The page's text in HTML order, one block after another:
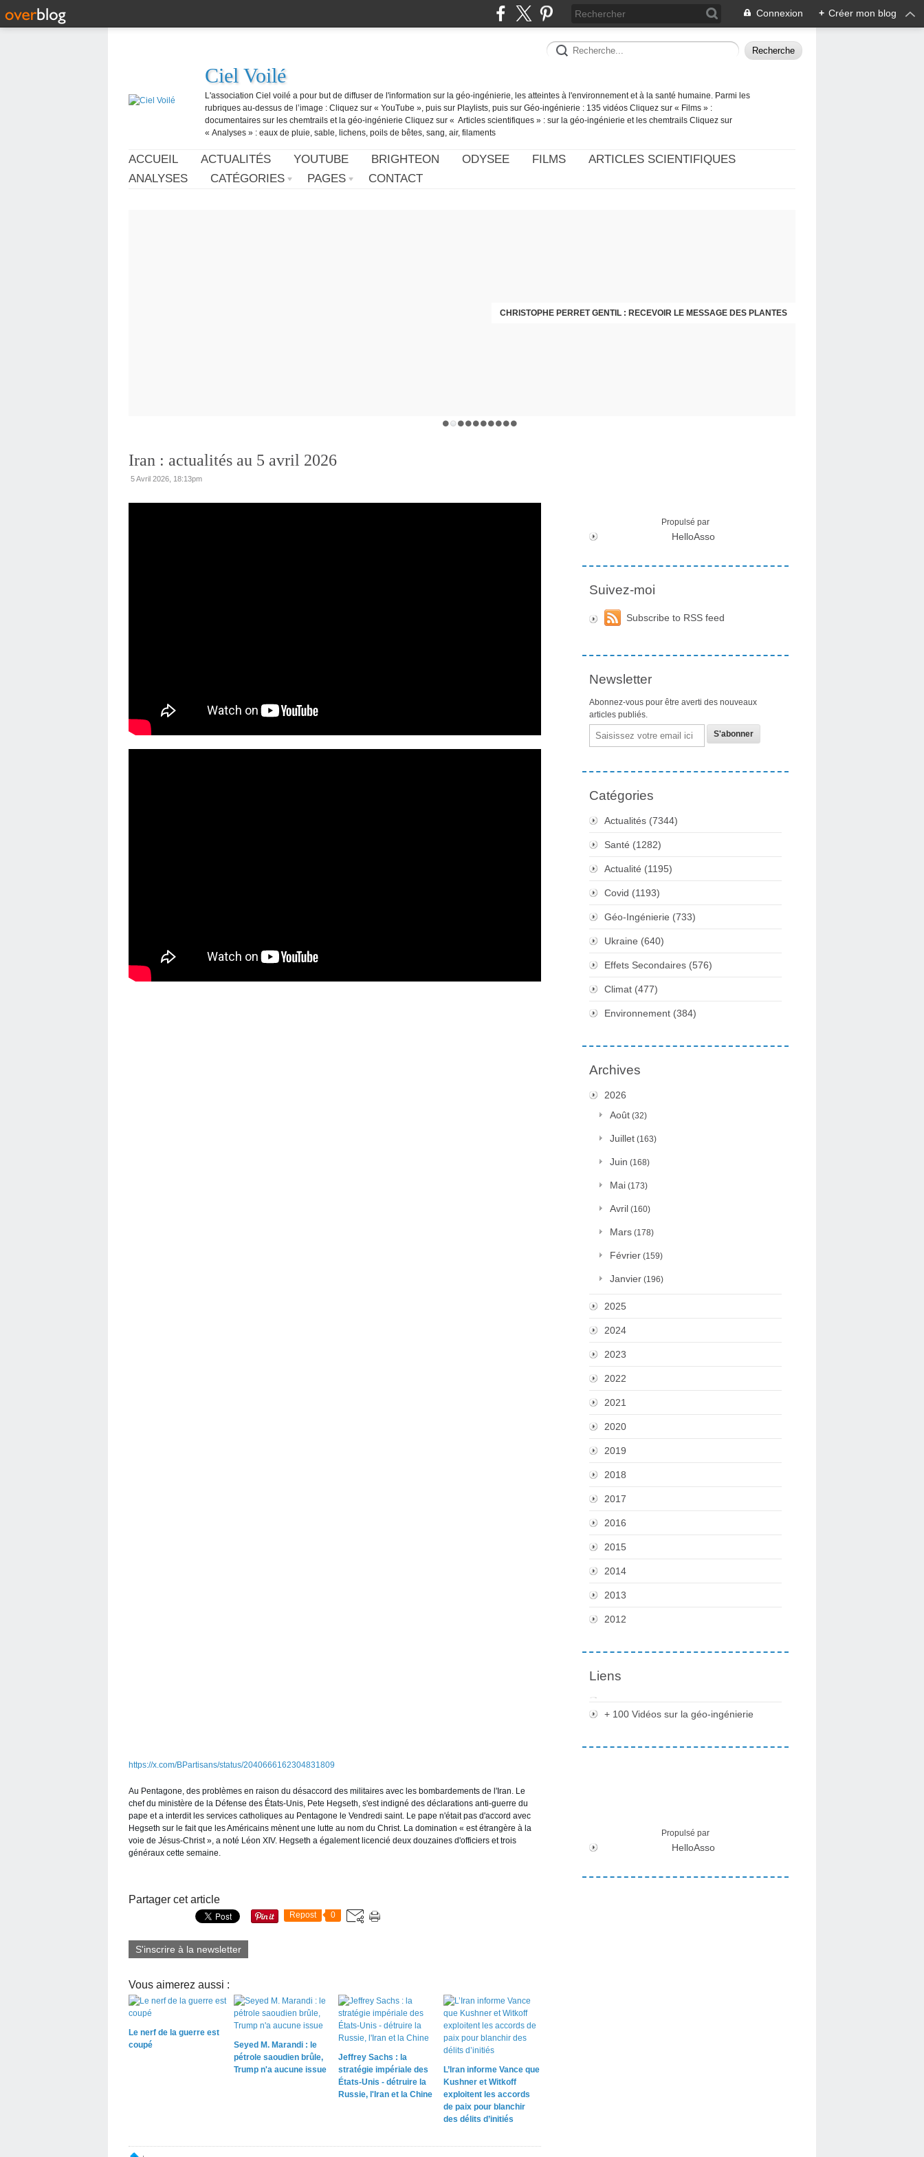
Connexion + Créer mon blog
Ciel Voilé
L'association Ciel voilé a pour but de diffuser de l'information sur la géo-ingénierie, les atteintes à l'environnement et à la santé humaine. Parmi les
rubriques au-dessus de l’image : Cliquez sur « YouTube », puis sur Playlists, puis sur Géo-ingénierie : 135 vidéos Cliquez sur « Films » :
documentaires sur les chemtrails et la géo-ingénierie Cliquez sur « Articles scientifiques » : sur la géo-ingénierie et les chemtrails Cliquez sur
« Analyses » : eaux de pluie, sable, lichens, poils de bêtes, sang, air, filaments
ACCUEIL ACTUALITÉS YOUTUBE BRIGHTEON ODYSEE FILMS
ARTICLES SCIENTIFIQUES
ANALYSES
CATÉGORIES PAGES CONTACT
CHRISTOPHE PERRET GENTIL : RECEVOIR LE MESSAGE DES PLANTES
Iran : actualités au 5 avril 2026
5 Avril 2026, 18:13pm
https://x.com/BPartisans/status/2040666162304831809
Au Pentagone, des problèmes en raison du désaccord des militaires avec les bombardements de l'Iran. Le
chef du ministère de la Défense des États-Unis, Pete Hegseth, s'est indigné des déclarations anti-guerre du
pape et a interdit les services catholiques au Pentagone le Vendredi saint. Le pape n'était pas d'accord avec
Hegseth sur le fait que les Américains mènent une lutte au nom du Christ. La domination « est étrangère à la
voie de Jésus-Christ », a noté Léon XIV. Hegseth a également licencié deux douzaines d'officiers et trois
généraux cette semaine.
Partager cet article
Repost 0
S'inscrire à la newsletter
Vous aimerez aussi :
Le nerf de la guerre est
coupé
Seyed M. Marandi : le
pétrole saoudien brûle,
Trump n'a aucune issue
Jeffrey Sachs : la
stratégie impériale des
États-Unis - détruire la
Russie, l'Iran et la Chine
L’Iran informe Vance que
Kushner et Witkoff
exploitent les accords
de paix pour blanchir
des délits d’initiés
Propulsé par
HelloAsso
Suivez-moi
Subscribe to RSS feed
Newsletter
Abonnez-vous pour être averti des nouveaux
articles publiés.
Email
Catégories
Actualités (7344)
Santé (1282)
Actualité (1195)
Covid (1193)
Géo-Ingénierie (733)
Ukraine (640)
Effets Secondaires (576)
Climat (477)
Environnement (384)
Archives
2026
Août (32)
Juillet (163)
Juin (168)
Mai (173)
Avril (160)
Mars (178)
Février (159)
Janvier (196)
2025
2024
2023
2022
2021
2020
2019
2018
2017
2016
2015
2014
2013
2012
Liens
+ 100 Vidéos sur la géo-ingénierie
Propulsé par
HelloAsso